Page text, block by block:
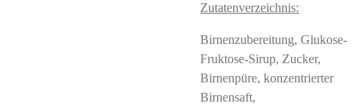
Zutatenverzeichnis:
Birnenzubereitung, Glukose-
Fruktose-Sirup, Zucker,
Birnenpüre, konzentrierter
Birnensaft,